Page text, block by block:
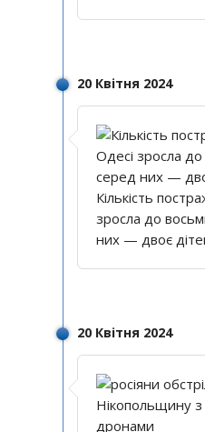
20 Квітня 2024
Кількість
зросла до
них — двоє
20 Квітня 2024